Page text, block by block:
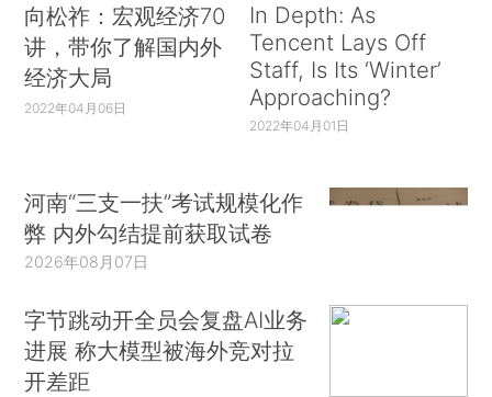
向松祚：宏观经济70
讲，带你了解国内外
经济大局
2022年04月06日
In Depth: As
Tencent Lays Off
Staff, Is Its ‘Winter’
Approaching?
2022年04月01日
河南“三支一扶”考试规模化作
弊 内外勾结提前获取试卷
2026年08月07日
字节跳动开全员会复盘AI业务
进展 称大模型被海外竞对拉
开差距